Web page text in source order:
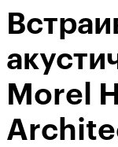
Morel